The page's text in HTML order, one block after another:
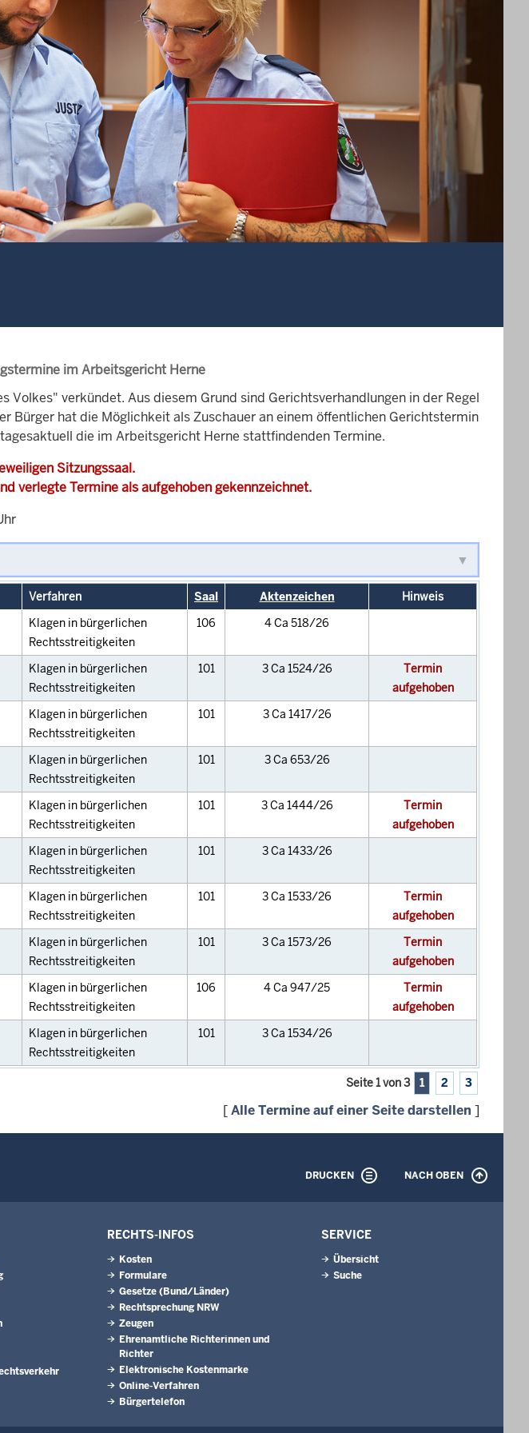
im Arbeitsgericht Herne
Volkes" verkündet. Aus diesem Grund sind Gerichtsverhandlungen in der Regel
Bürger hat die Möglichkeit als Zuschauer an einem öffentlichen Gerichtstermin
die im Arbeitsgericht Herne stattfindenden Termine.
Sitzungssaal.
verlegte Termine als aufgehoben gekennzeichnet.
Verfahren Saal Aktenzeichen
Hinweis
Klagen in bürgerlichen
Rechtsstreitigkeiten
106 4 Ca 518/26
Klagen in bürgerlichen
Rechtsstreitigkeiten
101 3 Ca 1524/26
Termin
aufgehoben
Klagen in bürgerlichen
Rechtsstreitigkeiten
101 3 Ca 1417/26
Klagen in bürgerlichen
Rechtsstreitigkeiten
101 3 Ca 653/26
Klagen in bürgerlichen
Rechtsstreitigkeiten
101 3 Ca 1444/26
Termin
aufgehoben
Klagen in bürgerlichen
Rechtsstreitigkeiten
101 3 Ca 1433/26
Klagen in bürgerlichen
Rechtsstreitigkeiten
101 3 Ca 1533/26
Termin
aufgehoben
Klagen in bürgerlichen
Rechtsstreitigkeiten
101 3 Ca 1573/26
Termin
aufgehoben
Klagen in bürgerlichen
Rechtsstreitigkeiten
106 4 Ca 947/25
Termin
aufgehoben
Klagen in bürgerlichen
Rechtsstreitigkeiten
101 3 Ca 1534/26
Seite 1 von 3 1 2 3
[Alle Termine auf einer Seite darstellen ]
DRUCKEN NACH OBEN
RECHTS-INFOS
Kosten
Formulare
Gesetze (Bund/Länder)
Rechtsprechung NRW
Zeugen
Ehrenamtliche Richterinnen und
Richter
Elektronische Kostenmarke
Online-Verfahren
Bürgertelefon
SERVICE
Übersicht
Suche